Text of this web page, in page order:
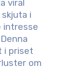
viral
i
intresse
i priset
om